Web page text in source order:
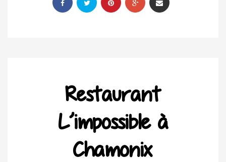
Restaurant
L’impossible à
Chamonix